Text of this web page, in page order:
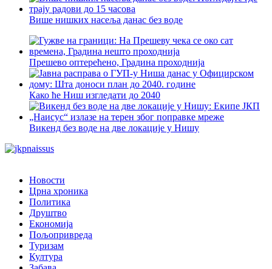
Више нишких насеља данас без воде
Прешево оптерећено, Градина проходнија
Како ће Ниш изгледати до 2040
Викенд без воде на две локације у Нишу
Новости
Црна хроника
Политика
Друштво
Економија
Пољопривреда
Туризам
Култура